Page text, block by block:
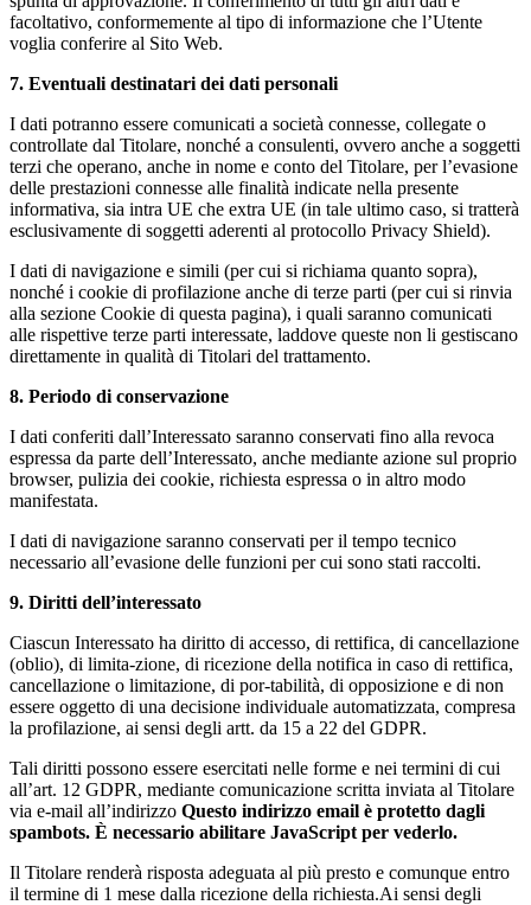
facoltativo, conformemente al tipo di informazione che l’Utente
voglia conferire al Sito Web.
7. Eventuali destinatari dei dati personali
I dati potranno essere comunicati a società connesse, collegate o
controllate dal Titolare, nonché a consulenti, ovvero anche a soggetti
terzi che operano, anche in nome e conto del Titolare, per l’evasione
delle prestazioni connesse alle finalità indicate nella presente
informativa, sia intra UE che extra UE (in tale ultimo caso, si tratterà
esclusivamente di soggetti aderenti al protocollo Privacy Shield).
I dati di navigazione e simili (per cui si richiama quanto sopra),
nonché i cookie di profilazione anche di terze parti (per cui si rinvia
alla sezione Cookie di questa pagina), i quali saranno comunicati
alle rispettive terze parti interessate, laddove queste non li gestiscano
direttamente in qualità di Titolari del trattamento.
8. Periodo di conservazione
I dati conferiti dall’Interessato saranno conservati fino alla revoca
espressa da parte dell’Interessato, anche mediante azione sul proprio
browser, pulizia dei cookie, richiesta espressa o in altro modo
manifestata.
I dati di navigazione saranno conservati per il tempo tecnico
necessario all’evasione delle funzioni per cui sono stati raccolti.
9. Diritti dell’interessato
Ciascun Interessato ha diritto di accesso, di rettifica, di cancellazione
(oblio), di limita-zione, di ricezione della notifica in caso di rettifica,
cancellazione o limitazione, di por-tabilità, di opposizione e di non
essere oggetto di una decisione individuale automatizzata, compresa
la profilazione, ai sensi degli artt. da 15 a 22 del GDPR.
Tali diritti possono essere esercitati nelle forme e nei termini di cui
all’art. 12 GDPR, mediante comunicazione scritta inviata al Titolare
via e-mail all’indirizzo Questo indirizzo email è protetto dagli
spambots. È necessario abilitare JavaScript per vederlo.
Il Titolare renderà risposta adeguata al più presto e comunque entro
il termine di 1 mese dalla ricezione della richiesta.Ai sensi degli